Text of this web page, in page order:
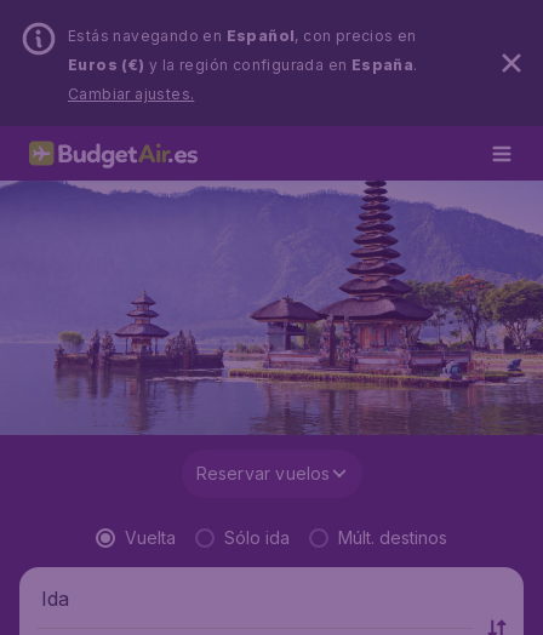
Estás navegando en Español, con precios en
Euros (€) y la región configurada en España.
Cambiar ajustes.
Reservar vuelos
Vuelta Sólo ida Múlt. destinos
Ida